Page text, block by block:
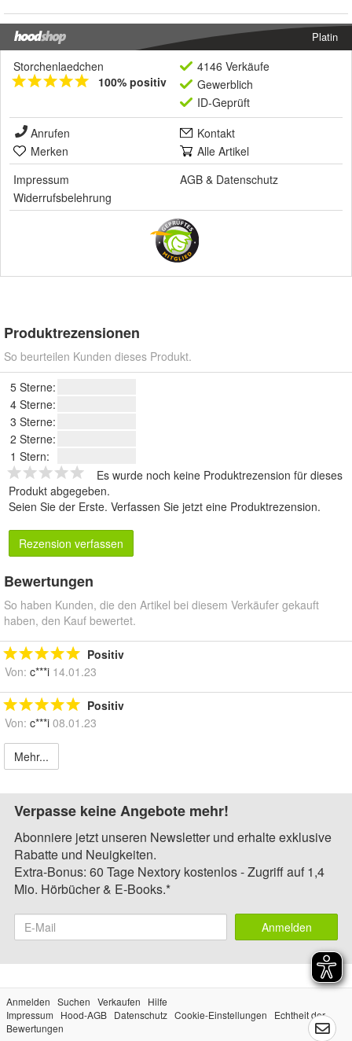
Platin
Storchenlaedchen
100% positiv
4146 Verkäufe
Gewerblich
ID-Geprüft
Anrufen
Kontakt
Merken
Alle Artikel
Impressum
AGB & Datenschutz
Widerrufsbelehrung
Produktrezensionen
So beurteilen Kunden dieses Produkt.
5 Sterne:
4 Sterne:
3 Sterne:
2 Sterne:
1 Stern:
Es wurde noch keine Produktrezension für dieses
Produkt abgegeben.
Seien Sie der Erste. Verfassen Sie jetzt eine Produktrezension.
Rezension verfassen
Bewertungen
So haben Kunden, die den Artikel bei diesem Verkäufer gekauft
haben, den Kauf bewertet.
Positiv
Von: c***i 14.01.23
Positiv
Von: c***i 08.01.23
Mehr...
Verpasse keine Angebote mehr!
Abonniere jetzt unseren Newsletter und erhalte exklusive
Rabatte und Neuigkeiten.
Extra-Bonus: 60 Tage Nextory kostenlos - Zugriff auf 1,4
Mio. Hörbücher & E-Books.*
Anmelden
Anmelden Suchen Verkaufen
Hilfe
Impressum
Hood-AGB Datenschutz Cookie-Einstellungen
Echtheit der
Bewertungen